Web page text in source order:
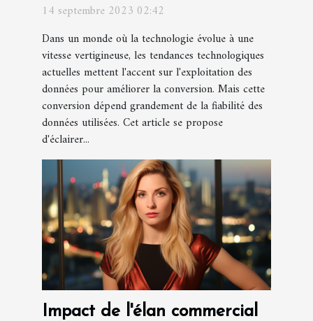
conversion
14 septembre 2023 02:42
Dans un monde où la technologie évolue à une
vitesse vertigineuse, les tendances technologiques
actuelles mettent l'accent sur l'exploitation des
données pour améliorer la conversion. Mais cette
conversion dépend grandement de la fiabilité des
données utilisées. Cet article se propose
d'éclairer...
Impact de l'élan commercial